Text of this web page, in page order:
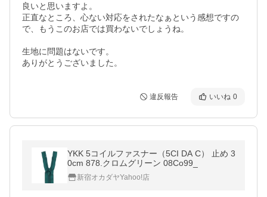
良いと思いますよ。
正直なところ、心ない対応をされたなぁという感想ですの
で、もうこのお店では買わないでしょうね。
生地に問題はないです。
ありがとうございました。
違反報告 いいね 0
YKK 5コイルファスナー（5CI DA C） 止め 3
0cm 878.クロムグリーン 08Co99_
新宿オカダヤYahoo!店